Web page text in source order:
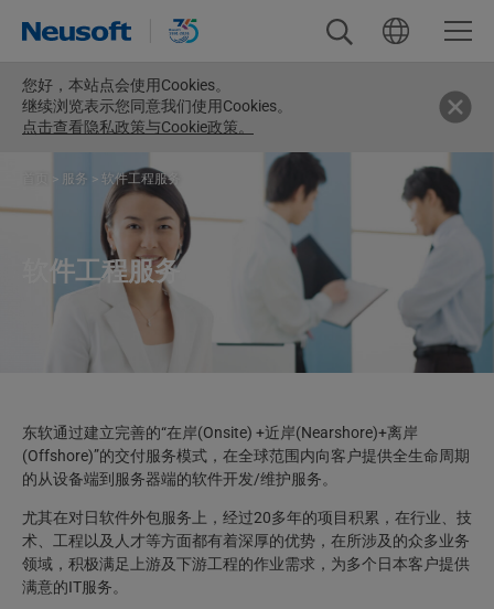
您好， 本站点会使用Cookies。
继续浏览表示您同意我们使用Cookies。
点击查看隐私政策与Cookie政策。
> 服务 > 软件工程服务
软件工程服务
东软通过建立完善的“在岸(Onsite) +近岸(Nearshore)+离岸
(Offshore)”的交付服务模式，在全球范围内向客户提供全生命周期
的从设备端到服务器端的软件开发/维护服务。
尤其在对日软件外包服务上，经过20多年的项目积累，在行业、技
术、工程以及人才等方面都有着深厚的优势，在所涉及的众多业务
领域，积极满足上游及下游工程的作业需求，为多个日本客户提供
满意的IT服务。